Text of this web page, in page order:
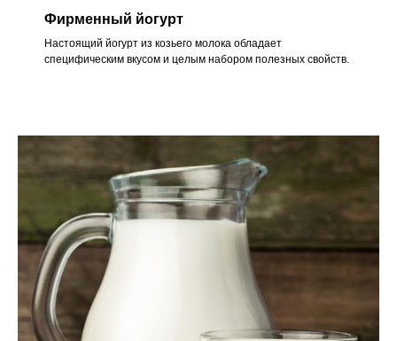
Фирменный йогурт
Настоящий йогурт из козьего молока обладает
специфическим вкусом и целым набором полезных свойств.